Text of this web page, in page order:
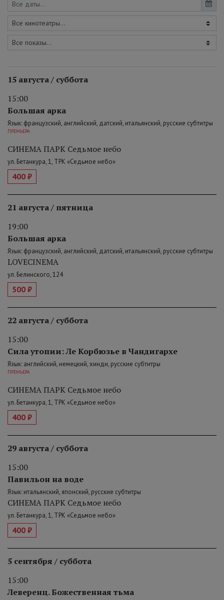
15 августа / суббота
15:00
Большая арка
Язык: французский, английский, датский, итальянский, русские субтитры
ПРЕМЬЕРА
СИНЕМА ПАРК Седьмое небо
ул. Бетанкура, 1, ТРК «Седьмое небо»
400 ₽
21 августа / пятница
19:00
Большая арка
Язык: французский, английский, датский, итальянский, русские субтитры
LOVECINEMA
ул. Белинского, 124
500 ₽
22 августа / суббота
15:00
Сила утопии: Ле Корбюзье в Чандигархе
Язык: английский, немецкий, хинди, русские субтитры
ПРЕМЬЕРА
СИНЕМА ПАРК Седьмое небо
ул. Бетанкура, 1, ТРК «Седьмое небо»
400 ₽
29 августа / суббота
15:00
Павильон на воде
Язык: итальянский, японский, русские субтитры
СИНЕМА ПАРК Седьмое небо
ул. Бетанкура, 1, ТРК «Седьмое небо»
400 ₽
5 сентября / суббота
15:00
Леверенц. Божественная тьма